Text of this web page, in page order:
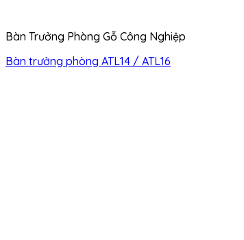
Bàn Trưởng Phòng Gỗ Công Nghiệp
Bàn trưởng phòng ATL14 / ATL16